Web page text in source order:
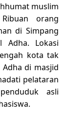
muslim
orang
di Simpang
Adha. Lokasi
kota tak
di masjid
pelataran
asli